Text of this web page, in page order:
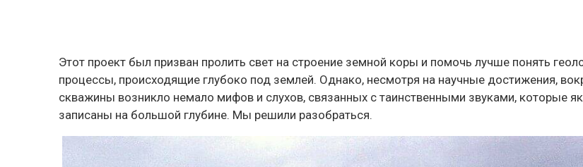
Этот проект был призван пролить свет на строение земной коры и помочь лучше понять
процессы, происходящие глубоко под землей. Однако, несмотря на научные достижения,
скважины возникло немало мифов и слухов, связанных с таинственными звуками, которые
записаны на большой глубине. Мы решили разобраться.